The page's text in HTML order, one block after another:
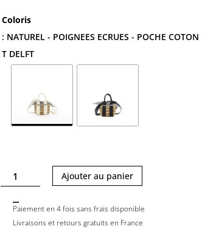
Coloris
: NATUREL - POIGNEES ECRUES - POCHE COTON
T DELFT
quantité
de
MINI
MIXY
Ajouter au panier
Paiement en 4 fois sans frais disponible
Livraisons et retours gratuits en France